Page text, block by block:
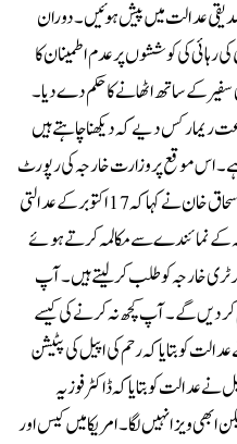
صدیقی عدالت میں پیش ہوئیں۔ دوران
رہائی کی کوششوں پر عدم اطمینان کا
سفیر کے ساتھ اٹھانے کا حکم دے دیا۔
ریمارکس دیے کہ دیکھنا چاہتے ہیں
ہے۔ اس موقع پر وزارت خارجہ کی رپورٹ
عدالت میں پیش کی گئی۔ جسٹس سردار اعجاز اسحاق خان نے کہا کہ 17 اکتوبر کے عدالتی
کے نمائندے سے مکالمہ کرتے ہوئے
خارجہ کو طلب کر لیتے ہیں۔آپ
دیں گے۔آپ کچھ نہ کرنے کی کیسے
کو بتایا کہ رحم کی اپیل کی پٹیشن
عدالت کو بتایا کہ ڈاکٹر فوزیہ
ویزا نہیں لگا۔ امریکا میں کیس اور